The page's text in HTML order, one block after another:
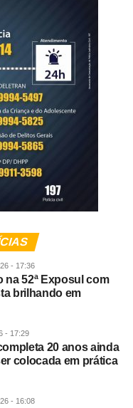
esse modelo
gritar é uma maneira
vez de desenvolver
aprende a reagir pela
reunião
de Educação
da família. A
esses limites são
Uma atitude
para ficar na altura da
e falar com uma voz
importante procurar
e ajudar a criança a
sentindo”, sugere
- 17:36
na 52ª Exposul com
brilhando em
- 17:29
20 anos ainda
colocada em prática
- 16:08